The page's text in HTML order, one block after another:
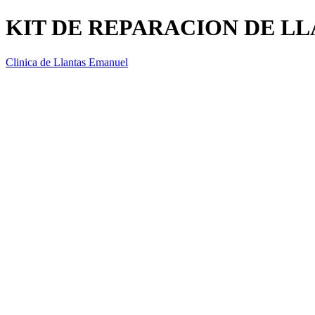
KIT DE REPARACION DE
Clinica de Llantas Emanuel